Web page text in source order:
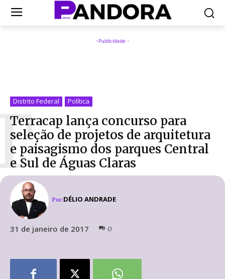
-Publicidade -
Distrito Federal Política
Terracap lança concurso para
seleção de projetos de arquitetura
e paisagismo dos parques Central
e Sul de Águas Claras
Por:DÉLIO ANDRADE
31 de janeiro de 2017 0